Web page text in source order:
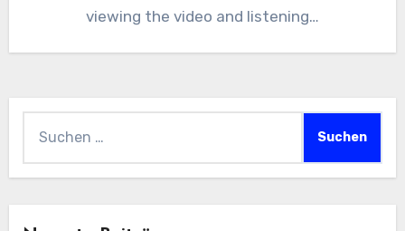
viewing the video and listening…